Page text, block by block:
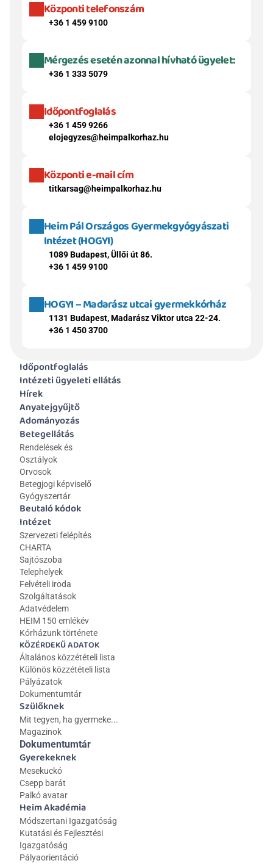
Központi telefonszám
+36 1 459 9100
Mérgezés esetén azonnal hívható ügyelet:
+36 1 333 5079
Időpontfoglalás
+36 1 459 9266
elojegyzes@heimpalkorhaz.hu
Központi e-mail cím
titkarsag@heimpalkorhaz.hu
Heim Pál Országos Gyermekgyógyászati
Intézet (HOGYI)
1089 Budapest, Üllői út 86.
+36 1 459 9100
HOGYI – Madarász utcai gyermekkórház
1131 Budapest, Madarász Viktor utca 22-24.
+36 1 450 3700
Időpontfoglalás
Intézeti ügyeleti ellátás
Hírek
Anyatejgyűjtő
Adományozás
Betegellátás
Rendelések és
Osztályok
Orvosok
Betegjogi képviselő
Gyógyszertár
Beutaló kódok
Intézet
Szervezeti felépítés
CHARTA
Sajtószoba
Telephelyek
Felvételi iroda
Szolgáltatások
Adatvédelem
HEIM 150 emlékév
Kórházunk története
KÖZÉRDEKŰ ADATOK
Általános közzétételi lista
Különös közzétételi lista
Pályázatok
Dokumentumtár
Szülőknek
Mit tegyen, ha gyermeke...
Magazinok
Gyerekeknek
Mesekuckó
Csepp barát
Palkó avatar
Heim Akadémia
Módszertani Igazgatóság
Kutatási és Fejlesztési
Igazgatóság
Pályaorientáció
Dokumentumtár